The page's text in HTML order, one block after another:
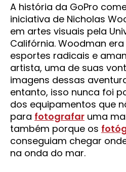
A história da GoPro
iniciativa de Nicholas
em artes visuais pela
Califórnia. Woodman
esportes radicais e
artista, uma de suas
imagens dessas
entanto, isso nunca foi
dos equipamentos que
para fotografar uma
também porque os
conseguiam chegar
na onda do mar.